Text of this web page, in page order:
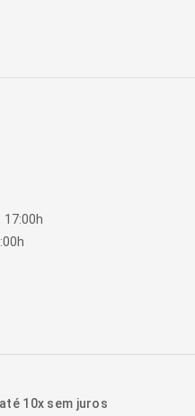
17:00h
10x sem juros